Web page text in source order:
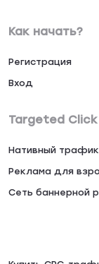
Как начать?
Регистрация
Вход
Targeted
Нативный трафик
Реклама для
Сеть баннерной